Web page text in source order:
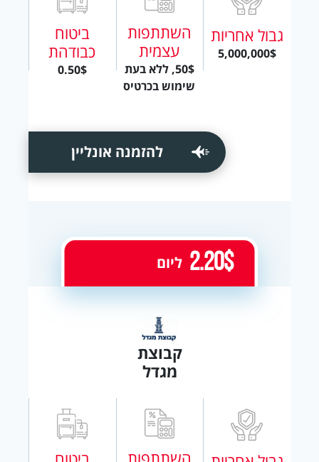
גבול אחריות
5,000,000$
השתתפות
עצמית
50$, ללא בעת
שימוש בכרטיס
ביטוח
כבודהת
0.50$
להזמנה אונליין
קבוצת
מגדל
2.20$ ליום